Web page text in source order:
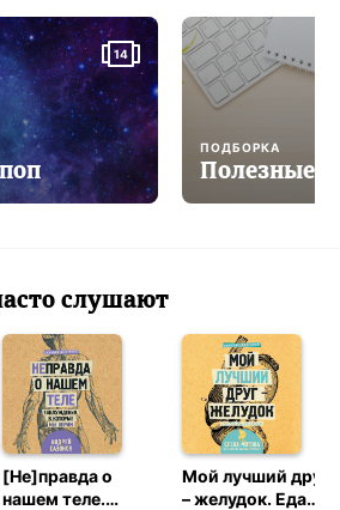
14
ПОДБОРКА
Полезные
слушают
[Не]правда о
нашем теле.
Мой лучший друг
– желудок. Еда